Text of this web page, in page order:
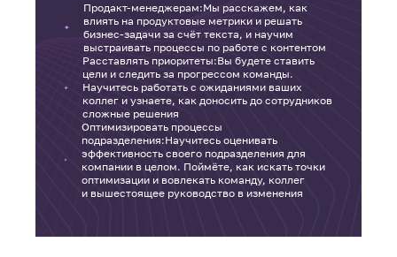
Продакт-менеджерам:Мы расскажем, как
влиять на продуктовые метрики и решать
бизнес-задачи за счёт текста, и научим
выстраивать процессы по работе с контентом
Расставлять приоритеты:Вы будете ставить
цели и следить за прогрессом команды.
Научитесь работать с ожиданиями ваших
коллег и узнаете, как доносить до сотрудников
сложные решения
Оптимизировать процессы
подразделения:Научитесь оценивать
эффективность своего подразделения для
компании в целом. Поймёте, как искать точки
оптимизации и вовлекать команду, коллег
и вышестоящее руководство в изменения